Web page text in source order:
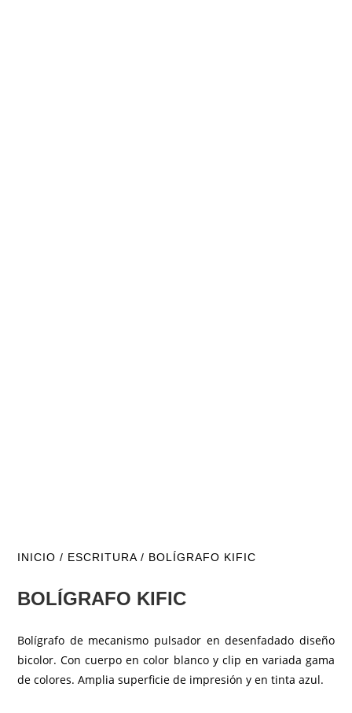
INICIO / ESCRITURA / BOLÍGRAFO KIFIC
BOLÍGRAFO KIFIC
Bolígrafo de mecanismo pulsador en desenfadado diseño
bicolor. Con cuerpo en color blanco y clip en variada gama
de colores. Amplia superficie de impresión y en tinta azul.